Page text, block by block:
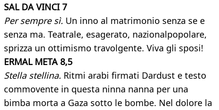
SAL DA VINCI 7
Per sempre sì. Un inno al matrimonio senza se e
senza ma. Teatrale, esagerato, nazionalpopolare,
sprizza un ottimismo travolgente. Viva gli sposi!
ERMAL META 8,5
Stella stellina. Ritmi arabi firmati Dardust e testo
commovente in questa ninna nanna per una
bimba morta a Gaza sotto le bombe. Nel dolore la